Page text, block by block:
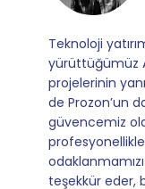
Mevzuata
sağladıkları
yürütüyoruz. İş
kılan ise;
olmaları ve
dönüşler.